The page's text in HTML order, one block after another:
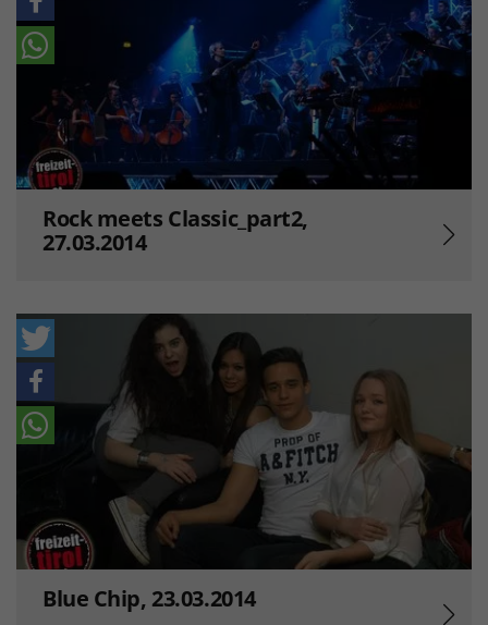
Rock meets Classic_part2,
27.03.2014
Blue Chip, 23.03.2014